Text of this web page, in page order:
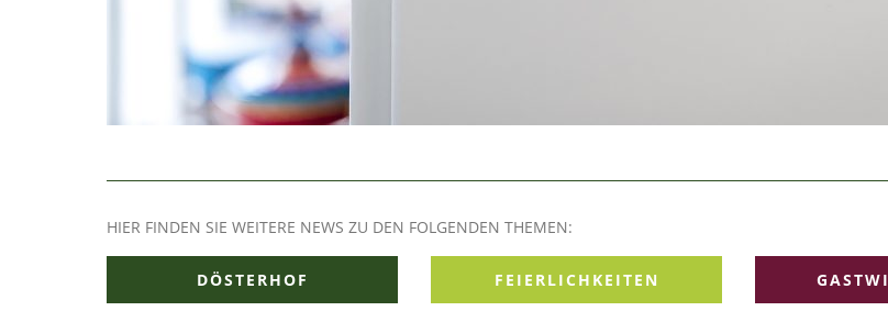
HIER FINDEN SIE WEITERE NEWS ZU DEN FOLGENDEN THEMEN:
DÖSTERHOF FEIERLICHKEITEN